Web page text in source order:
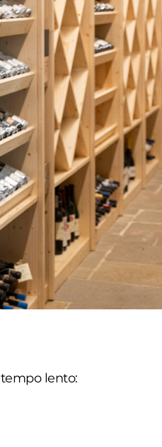
lento: